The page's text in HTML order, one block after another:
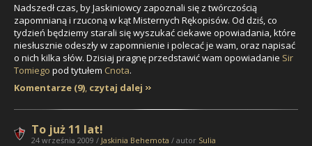
Nadszedł czas, by Jaskiniowcy zapoznali się z twórczością
zapomnianą i rzuconą w kąt Misternych Rękopisów. Od dziś, co
tydzień będziemy starali się wyszukać ciekawe opowiadania, które
niesłusznie odeszły w zapomnienie i polecać je wam, oraz napisać
o nich kilka słów. Dzisiaj pragnę przedstawić wam opowiadanie Sir
Tomiego pod tytułem Cnota.
Komentarze (9), czytaj dalej
To już 11 lat!
24 września 2009 / Jaskinia Behemota / autor Sulia